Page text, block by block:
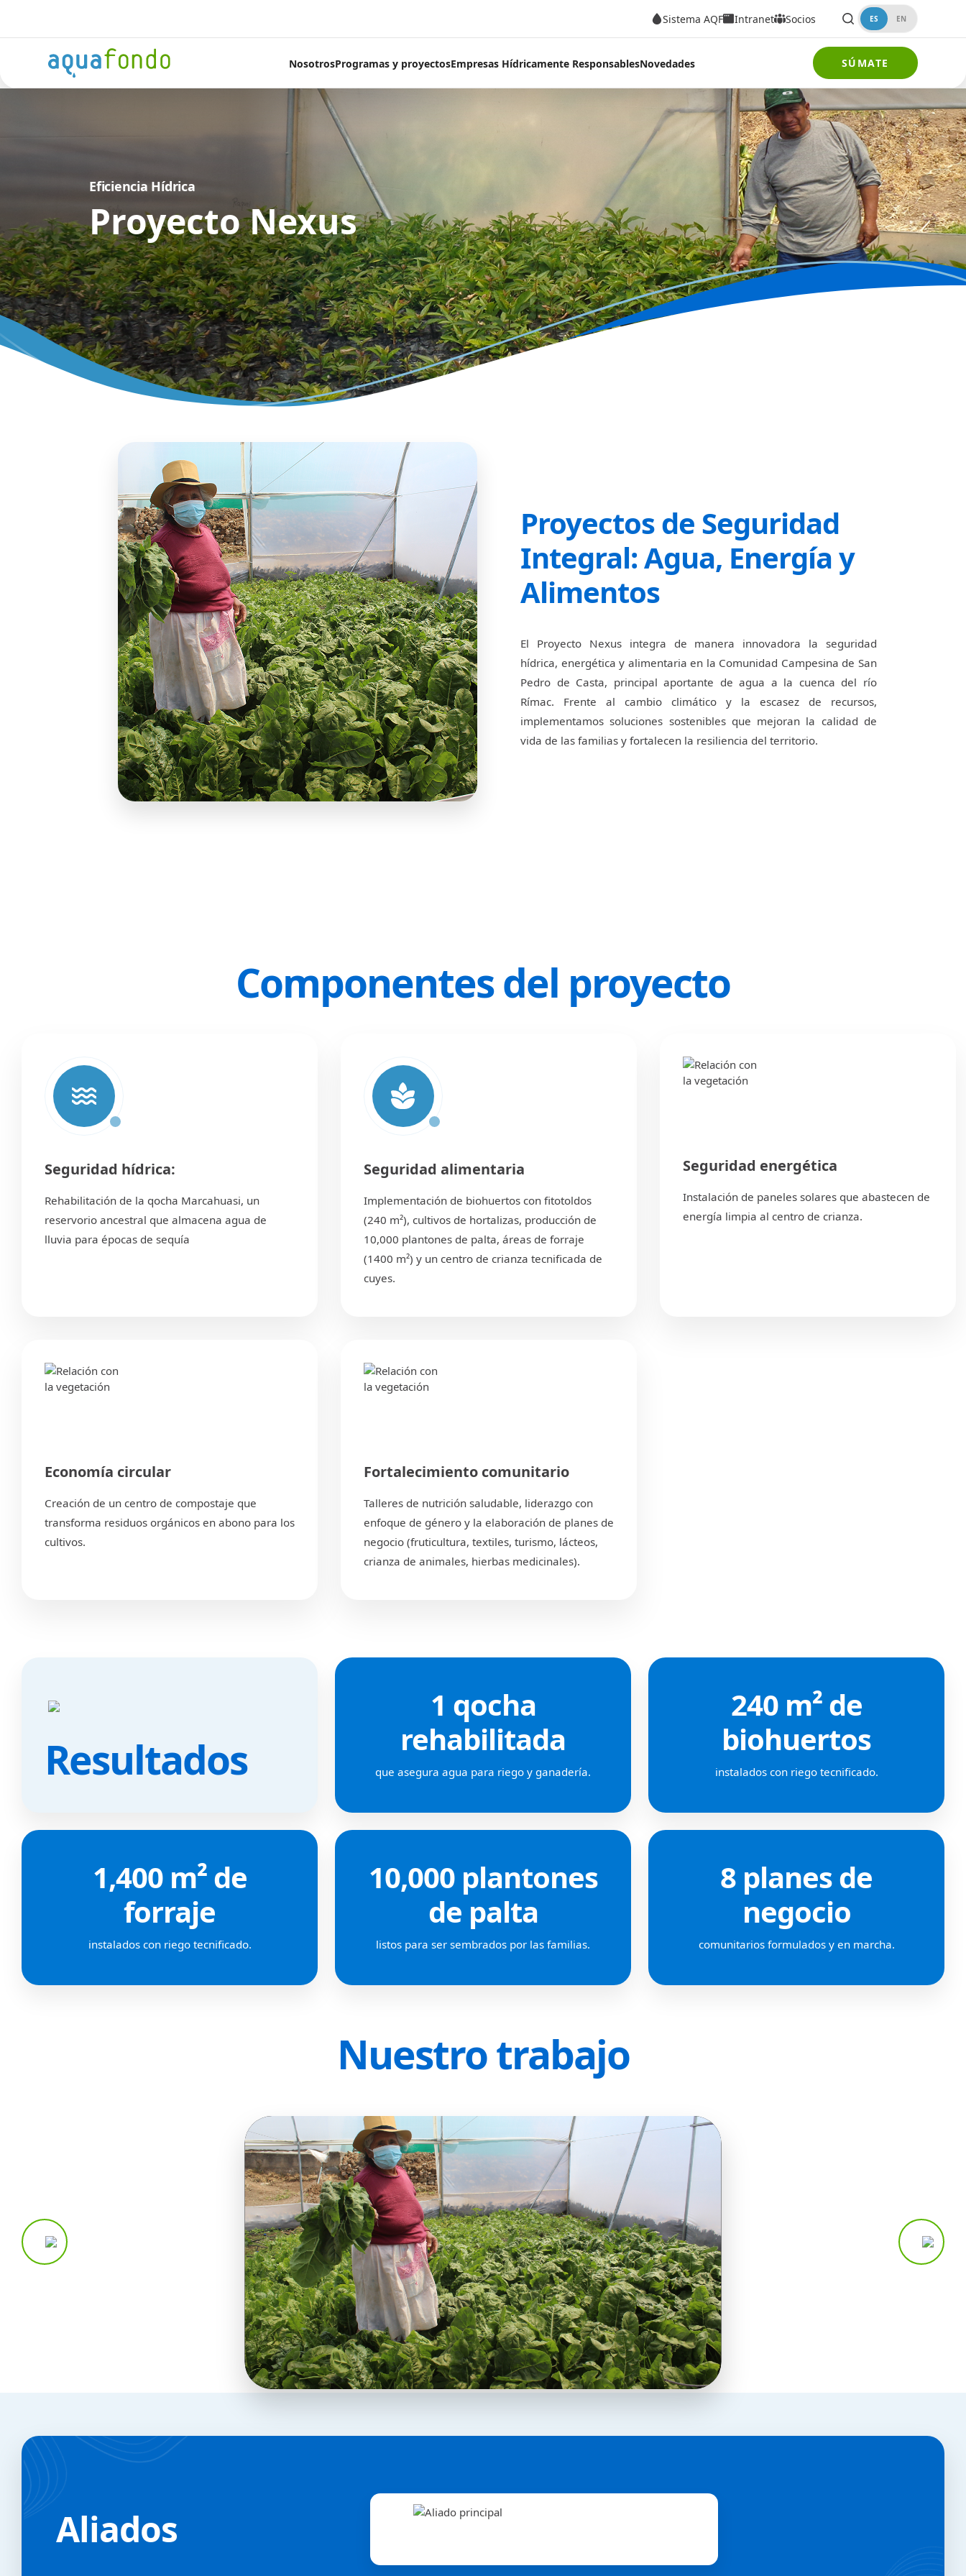
Sistema AQF Intranet Socios ES EN
NosotrosProgramas y proyectosEmpresas Hídricamente ResponsablesNovedades SÚMATE
Eficiencia Hídrica
Proyecto Nexus
Proyectos de Seguridad
Integral: Agua, Energía y
Alimentos
El Proyecto Nexus integra de manera innovadora la seguridad
hídrica, energética y alimentaria en la Comunidad Campesina de San
Pedro de Casta, principal aportante de agua a la cuenca del río
Rímac. Frente al cambio climático y la escasez de recursos,
implementamos soluciones sostenibles que mejoran la calidad de
vida de las familias y fortalecen la resiliencia del territorio.
Componentes del proyecto
Seguridad hídrica:
Rehabilitación de la qocha Marcahuasi, un
reservorio ancestral que almacena agua de
lluvia para épocas de sequía
Seguridad alimentaria
Implementación de biohuertos con fitotoldos
(240 m²), cultivos de hortalizas, producción de
10,000 plantones de palta, áreas de forraje
(1400 m²) y un centro de crianza tecnificada de
cuyes.
Seguridad energética
Instalación de paneles solares que abastecen de
energía limpia al centro de crianza.
Economía circular
Creación de un centro de compostaje que
transforma residuos orgánicos en abono para los
cultivos.
Fortalecimiento comunitario
Talleres de nutrición saludable, liderazgo con
enfoque de género y la elaboración de planes de
negocio (fruticultura, textiles, turismo, lácteos,
crianza de animales, hierbas medicinales).
Resultados
1 qocha
rehabilitada
que asegura agua para riego y ganadería.
240 m² de
biohuertos
instalados con riego tecnificado.
1,400 m² de
forraje
instalados con riego tecnificado.
10,000 plantones
de palta
listos para ser sembrados por las familias.
8 planes de
negocio
comunitarios formulados y en marcha.
Nuestro trabajo
Aliados